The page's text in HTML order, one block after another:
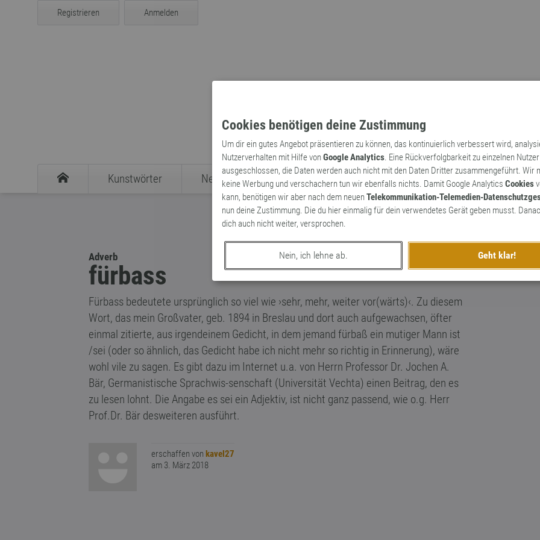
Cookies benötigen deine Zustimmung
Um dir ein gutes Angebot präsentieren zu können, das kontinuierlich verbessert wird,
Nutzerverhalten mit Hilfe vonGoogle Analytics. Eine Rückverfolgbarkeit zu einzelnen
ausgeschlossen, die Daten werden auch nicht mit den Daten Dritter zusammengeführt. Wir
keine Werbung und verschachern tun wir ebenfalls nichts. Damit Google Analytics Cookies
kann, benötigen wir aber nach dem neuenTelekommunikation-Telemedien-
nun deine Zustimmung. Die du hier einmalig für dein verwendetes Gerät geben musst.
dich auch nicht weiter, versprochen.
Nein, ich lehne ab. Geht klar!
Registrieren Anmelden
Kunstwörter Neologismen Archaismen Markennamen
Adverb
fürbass
Fürbass bedeutete ursprünglich so viel wie ›sehr, mehr, weiter vor(wärts)‹. Zu diesem
Wort, das mein Großvater, geb. 1894 in Breslau und dort auch aufgewachsen, öfter
einmal zitierte, aus irgendeinem Gedicht, in dem jemand fürbaß ein mutiger Mann ist
/sei (oder so ähnlich, das Gedicht habe ich nicht mehr so richtig in Erinnerung), wäre
wohl vile zu sagen. Es gibt dazu im Internet u.a. von Herrn Professor Dr. Jochen A.
Bär, Germanistische Sprachwis-senschaft (Universität Vechta) einen Beitrag, den es
zu lesen lohnt. Die Angabe es sei ein Adjektiv, ist nicht ganz passend, wie o.g. Herr
Prof.Dr. Bär desweiteren ausführt.
erschaffen von kavel27
am 3. März 2018